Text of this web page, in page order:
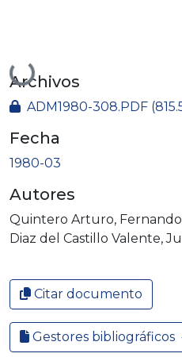
Cargando...
Archivos
ADM1980-308.PDF
Fecha
1980-03
Autores
Quintero Arturo, Fernando
Diaz del Castillo Valente,
Citar documento
Gestores bibliográficos